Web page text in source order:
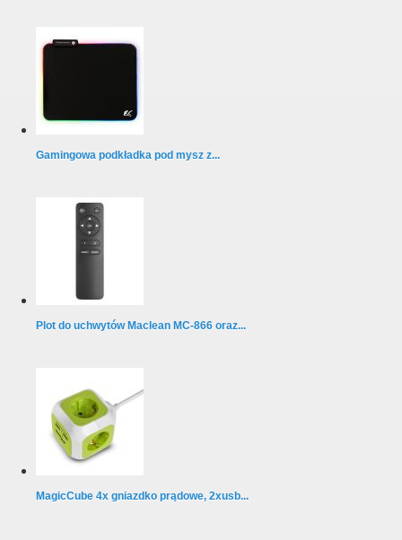
Gamingowa podkładka pod mysz z...
Plot do uchwytów Maclean MC-866 oraz...
MagicCube 4x gniazdko prądowe, 2xusb...